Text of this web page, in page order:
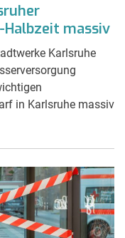
massiv
Karlsruhe
in Karlsruhe massiv